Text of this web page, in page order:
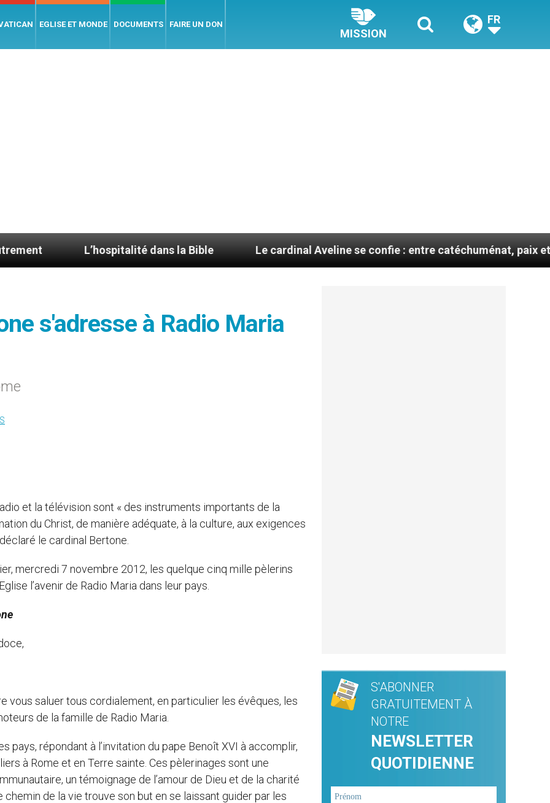
EGLISE ET MONDE DOCUMENTS FAIRE UN DON
MISSION
FR
L’hospitalité dans la Bible Le cardinal Aveline se confie : entre catéchuménat, paix et défis
s'adresse à Radio Maria
et la télévision sont « des instruments importants de la
du Christ, de manière adéquate, à la culture, aux exigences
le cardinal Bertone.
mercredi 7 novembre 2012, les quelque cinq mille pèlerins
l’avenir de Radio Maria dans leur pays.
vous saluer tous cordialement, en particulier les évêques, les
de la famille de Radio Maria.
pays, répondant à l’invitation du pape Benoît XVI à accomplir,
à Rome et en Terre sainte. Ces pèlerinages sont une
un témoignage de l’amour de Dieu et de la charité
chemin de la vie trouve son but en se laissant guider par les
S'ABONNER
GRATUITEMENT À
NOTRE
NEWSLETTER
QUOTIDIENNE